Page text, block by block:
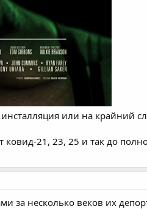
или на крайний
21, 23, 25 и так до
за несколько веков их